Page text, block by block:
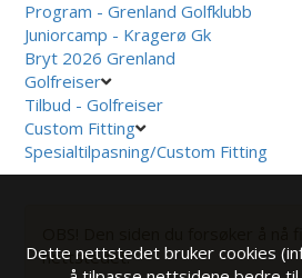
Program - Grenland Golfklubb
Juniorcamp - Kragerø Gk
Bryt 2026 Grenland
Golfreiser
Tilbud - Golfreiser
Custom Fitting
Spesialtilpasning/Custom Fitting
nettstedet.
Dette nettstedet bruker cookies